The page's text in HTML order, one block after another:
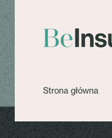
Strona główna